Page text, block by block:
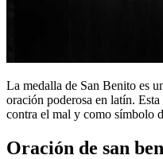
La medalla de San Benito es
oración poderosa en latín.
contra el mal y como símbolo
Oración de san